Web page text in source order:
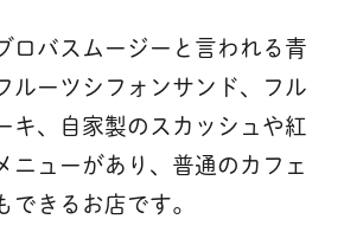
ロバスムージーと言われる青
ルーツシフォンサンド、フル
キ、自家製のスカッシュや紅
ニューがあり、普通のカフェ
できるお店です。